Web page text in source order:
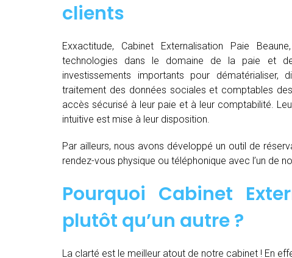
clients
Exxactitude, Cabinet Externalisation Paie
technologies dans le domaine de la paie et
investissements importants pour dématérialiser,
traitement des données sociales et comptables
accès sécurisé à leur paie et à leur comptabilité.
intuitive est mise à leur disposition.
Par ailleurs, nous avons développé un outil de
rendez-vous physique ou téléphonique avec l’un de
Pourquoi Cabinet
plutôt qu’un autre ?
La clarté est le meilleur atout de notre cabinet ! En